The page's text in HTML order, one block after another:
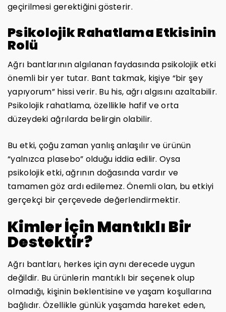
geçirilmesi gerektiğini gösterir.
Psikolojik Rahatlama Etkisinin
Rolü
Ağrı bantlarının algılanan faydasında psikolojik etki
önemli bir yer tutar. Bant takmak, kişiye “bir şey
yapıyorum” hissi verir. Bu his, ağrı algısını azaltabilir.
Psikolojik rahatlama, özellikle hafif ve orta
düzeydeki ağrılarda belirgin olabilir.
Bu etki, çoğu zaman yanlış anlaşılır ve ürünün
“yalnızca plasebo” olduğu iddia edilir. Oysa
psikolojik etki, ağrının doğasında vardır ve
tamamen göz ardı edilemez. Önemli olan, bu etkiyi
gerçekçi bir çerçevede değerlendirmektir.
Kimler İçin Mantıklı Bir
Destektir?
Ağrı bantları, herkes için aynı derecede uygun
değildir. Bu ürünlerin mantıklı bir seçenek olup
olmadığı, kişinin beklentisine ve yaşam koşullarına
bağlıdır. Özellikle günlük yaşamda hareket eden,